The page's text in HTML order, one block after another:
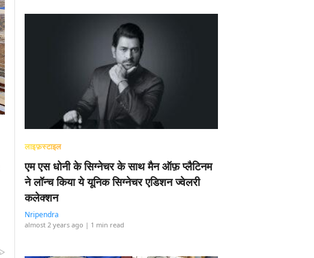
लाइफ़स्टाइल
एम एस धोनी के सिग्नेचर के साथ मैन ऑफ़ प्लैटिनम
ने लॉन्च किया ये यूनिक सिग्नेचर एडिशन ज्वेलरी
कलेक्शन
Nripendra
almost 2 years ago | 1 min read